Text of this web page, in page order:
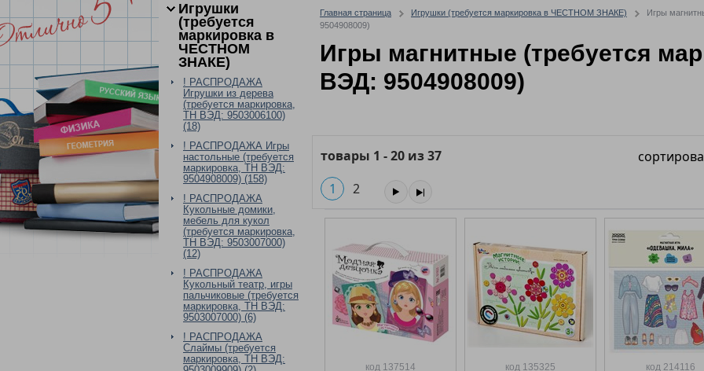
Игрушки
(требуется
маркировка в
ЧЕСТНОМ
ЗНАКЕ)
! РАСПРОДАЖА
Игрушки из дерева
(требуется маркировка,
ТН ВЭД: 9503006100)
(18)
! РАСПРОДАЖА Игры
настольные (требуется
маркировка, ТН ВЭД:
9504908009) (158)
! РАСПРОДАЖА
Кукольные домики,
мебель для кукол
(требуется маркировка,
ТН ВЭД: 9503007000)
(12)
! РАСПРОДАЖА
Кукольный театр, игры
пальчиковые (требуется
маркировка, ТН ВЭД:
9503007000) (6)
! РАСПРОДАЖА
Слаймы (требуется
маркировка, ТН ВЭД:
Главная страница Игрушки (требуется маркировка в ЧЕСТНОМ ЗНАКЕ)
Игры
9504908009)
Игры магнитные (требуется
ВЭД: 9504908009)
товары 1 -20 из37
1
2
код 137514
код 135325
код 214116